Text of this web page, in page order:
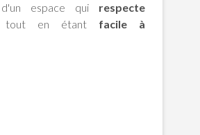
espace qui respecte
tout en étant facile à